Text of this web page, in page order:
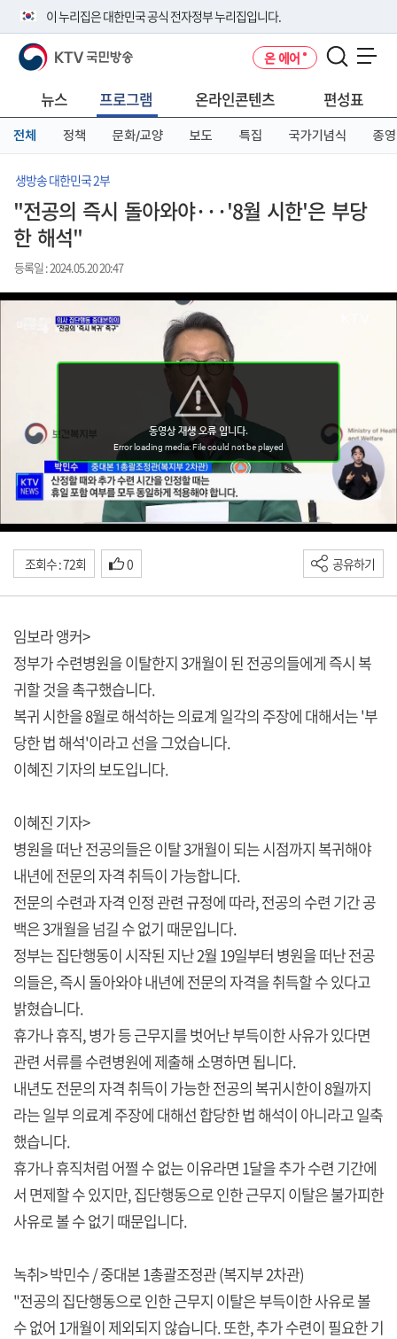
이 누리집은 대한민국 공식 전자정부 누리집입니다.
공식 누리집 주소 확인하기
니다.
이밖에 or.kr 또는 .kr등 다른 도메인 주소를 사용하고 있다면 아래 URL에
서 도메인 주소를 확인해 보세요
KTV 국민방송 온 에어
뉴스 프로그램 온라인콘텐츠 편성표
전체 정책 문화/교양 보도 특집 국가기념식 종영
생방송 대한민국 2부
"전공의 즉시 돌아와야···'8월 시한'은 부당
한 해석"
등록일 : 2024.05.20 20:47
조회수 : 72회 0 공유하기
임보라 앵커>
정부가 수련병원을 이탈한지 3개월이 된 전공의들에게 즉시 복
귀할 것을 촉구했습니다.
복귀 시한을 8월로 해석하는 의료계 일각의 주장에 대해서는 '부
당한 법 해석'이라고 선을 그었습니다.
이혜진 기자의 보도입니다.
이혜진 기자>
병원을 떠난 전공의들은 이탈 3개월이 되는 시점까지 복귀해야
내년에 전문의 자격 취득이 가능합니다.
전문의 수련과 자격 인정 관련 규정에 따라, 전공의 수련 기간 공
백은 3개월을 넘길 수 없기 때문입니다.
정부는 집단행동이 시작된 지난 2월 19일부터 병원을 떠난 전공
의들은, 즉시 돌아와야 내년에 전문의 자격을 취득할 수 있다고
밝혔습니다.
휴가나 휴직, 병가 등 근무지를 벗어난 부득이한 사유가 있다면
관련 서류를 수련병원에 제출해 소명하면 됩니다.
내년도 전문의 자격 취득이 가능한 전공의 복귀시한이 8월까지
라는 일부 의료계 주장에 대해선 합당한 법 해석이 아니라고 일축
했습니다.
휴가나 휴직처럼 어쩔 수 없는 이유라면 1달을 추가 수련 기간에
서 면제할 수 있지만, 집단행동으로 인한 근무지 이탈은 불가피한
사유로 볼 수 없기 때문입니다.
녹취> 박민수 / 중대본 1총괄조정관 (복지부 2차관)
"전공의 집단행동으로 인한 근무지 이탈은 부득이한 사유로 볼
수 없어 1개월이 제외되지 않습니다. 또한, 추가 수련이 필요한 기